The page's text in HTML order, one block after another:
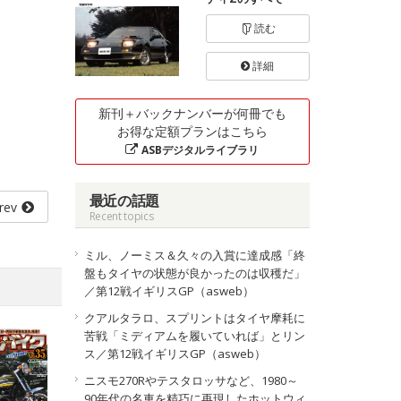
読む
詳細
新刊＋バックナンバーが何冊でも
お得な定額プランはこちら
ASBデジタルライブラリ
最近の話題
Recent topics
ミル、ノーミス＆久々の入賞に達成感「終
盤もタイヤの状態が良かったのは収穫だ」
／第12戦イギリスGP（asweb）
クアルタラロ、スプリントはタイヤ摩耗に
苦戦「ミディアムを履いていれば」とリン
ス／第12戦イギリスGP（asweb）
ニスモ270Rやテスタロッサなど、1980～